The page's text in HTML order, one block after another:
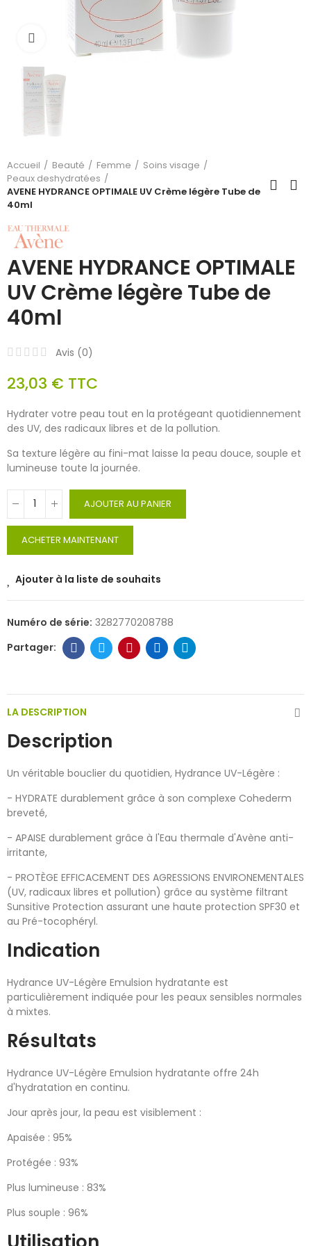
Cliquez pour agrandir
Accueil Beauté Femme
Soins visage
Peaux deshydratées
AVENE HYDRANCE OPTIMALE UV Crème légère Tube de
40ml
AVENE HYDRANCE OPTIMALE
UV Crème légère Tube de
40ml
Avis (0)
23,03 € TTC
Hydrater votre peau tout en la protégeant quotidiennement
des UV, des radicaux libres et de la pollution.
Sa texture légère au fini-mat laisse la peau douce, souple et
lumineuse toute la journée.
AJOUTER AU PANIER
ACHETER MAINTENANT
Ajouter à la liste de souhaits
Numéro de série: 3282770208788
LA DESCRIPTION
Description
Un véritable bouclier du quotidien, Hydrance UV-Légère :
- HYDRATE durablement grâce à son complexe Cohederm
breveté,
- APAISE durablement grâce à l'Eau thermale d'Avène anti-
irritante,
- PROTÈGE EFFICACEMENT DES AGRESSIONS ENVIRONEMENTALES
(UV, radicaux libres et pollution) grâce au système filtrant
Sunsitive Protection assurant une haute protection SPF30 et
au Pré-tocophéryl.
Indication
Hydrance UV-Légère Emulsion hydratante est
particulièrement indiquée pour les peaux sensibles normales
à mixtes.
Résultats
Hydrance UV-Légère Emulsion hydratante offre 24h
d'hydratation en continu.
Jour après jour, la peau est visiblement :
Apaisée : 95%
Protégée : 93%
Plus lumineuse : 83%
Plus souple : 96%